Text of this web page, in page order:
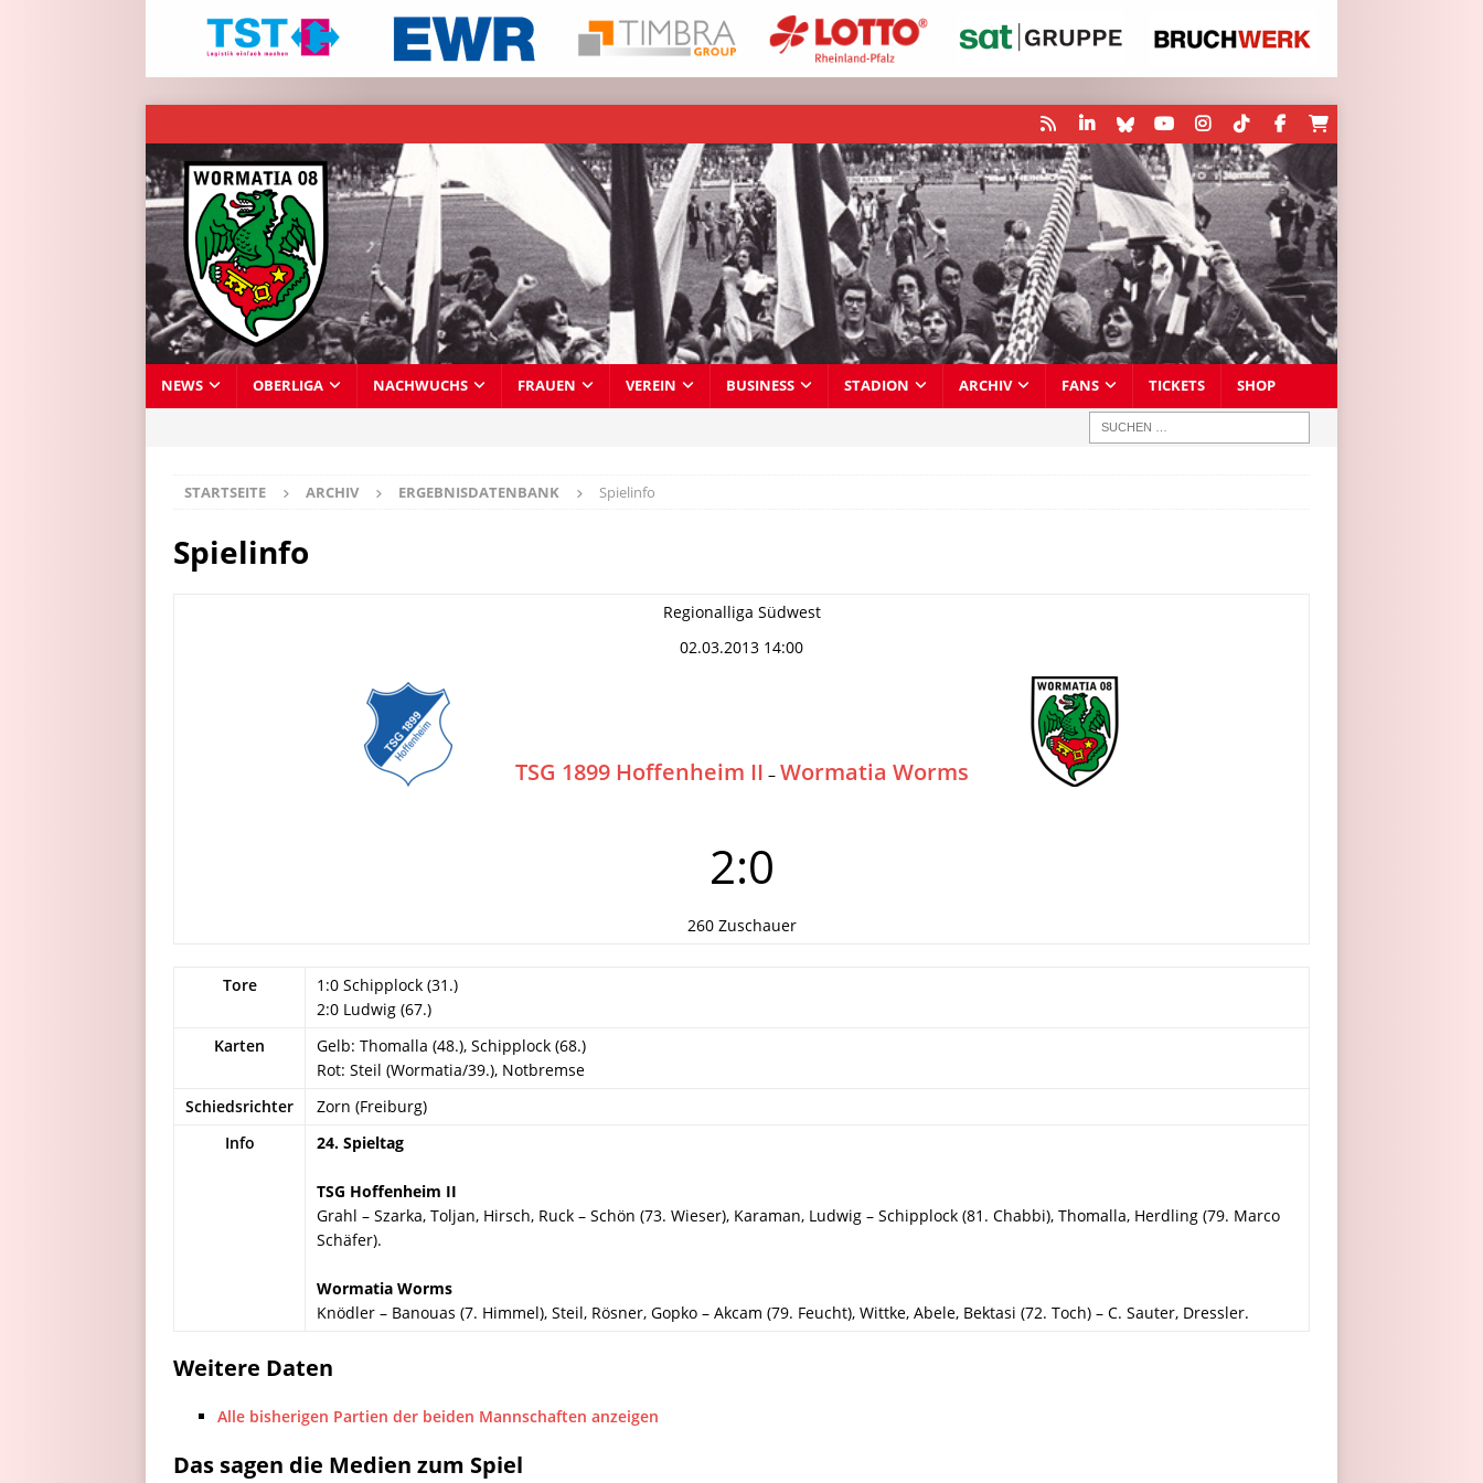
NEWS OBERLIGA NACHWUCHS FRAUEN VEREIN BUSINESS STADION ARCHIV FANS TICKETS SHOP
STARTSEITE ARCHIV ERGEBNISDATENBANK Spielinfo
Spielinfo
Regionalliga Südwest
02.03.2013 14:00
TSG 1899 Hoffenheim II – Wormatia Worms
2:0
260 Zuschauer
Tore
1:0 Schipplock (31.)
2:0 Ludwig (67.)
Karten
Gelb: Thomalla (48.), Schipplock (68.)
Rot: Steil (Wormatia/39.), Notbremse
Schiedsrichter
Zorn (Freiburg)
Info
24. Spieltag
TSG Hoffenheim II
Grahl – Szarka, Toljan, Hirsch, Ruck – Schön (73. Wieser), Karaman, Ludwig – Schipplock (81. Chabbi), Thomalla, Herdling (79. Marco
Schäfer).
Wormatia Worms
Knödler – Banouas (7. Himmel), Steil, Rösner, Gopko – Akcam (79. Feucht), Wittke, Abele, Bektasi (72. Toch) – C. Sauter, Dressler.
Weitere Daten
Alle bisherigen Partien der beiden Mannschaften anzeigen
Das sagen die Medien zum Spiel